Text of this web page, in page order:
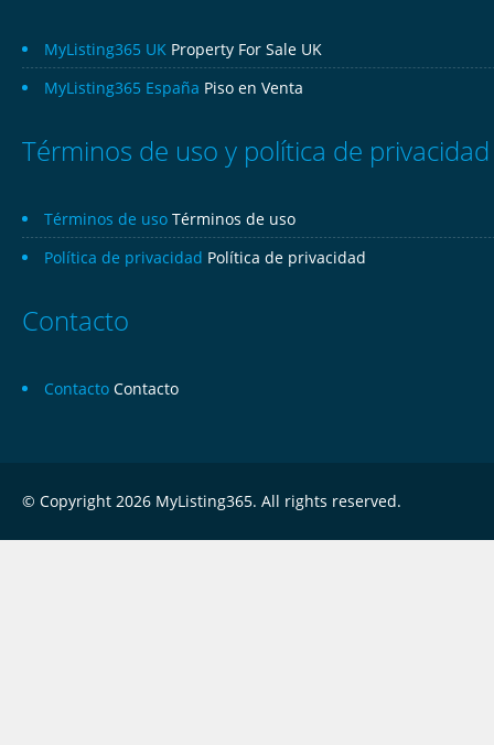
MyListing365 UK Property For Sale UK
MyListing365 España Piso en Venta
Términos de uso y política de privacidad
Términos de uso Términos de uso
Política de privacidad Política de privacidad
Contacto
Contacto Contacto
© Copyright 2026 MyListing365. All rights reserved.